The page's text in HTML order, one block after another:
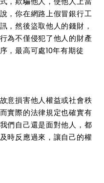
，你在網路上假冒銀行工
，然後盜取他人的錢財，
為不僅侵犯了他人的財產
，最高可處10年有期徒
意損害他人權益或社會秩
實際的法律規定也確實有
們自己還是面對他人，都
時反應過來，讓自己的權